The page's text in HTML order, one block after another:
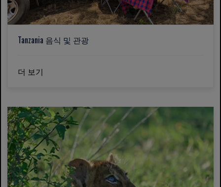
Tanzania 음식 및 관광
더 보기